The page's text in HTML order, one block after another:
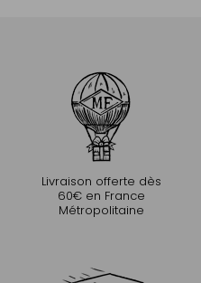
Livraison offerte dès
60€ en France
Métropolitaine